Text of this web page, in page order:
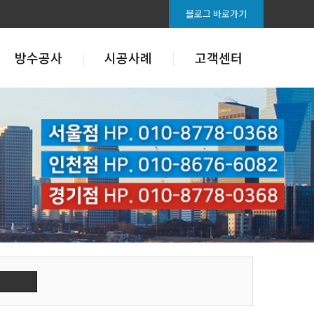
블로그 바로가기
방수공사 시공사례 고객센터